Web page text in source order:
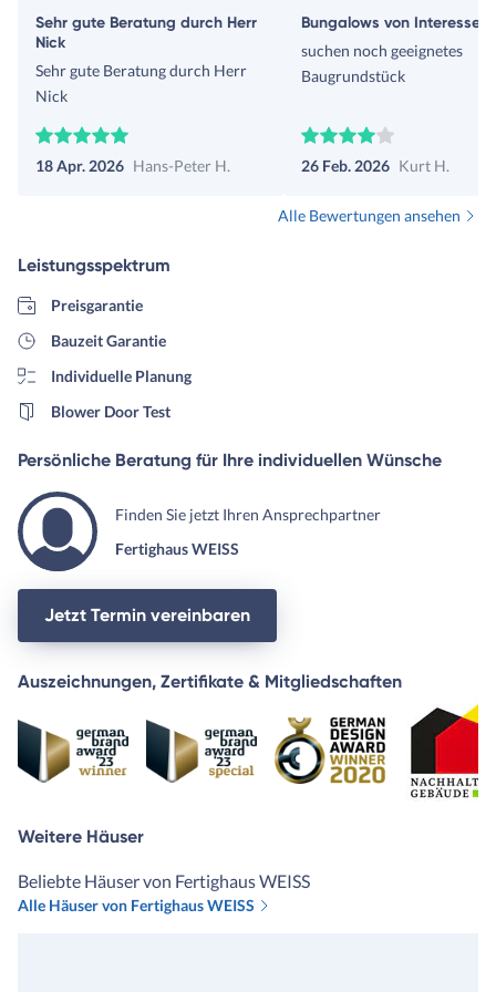
Sehr gute Beratung durch Herr
Nick
Sehr gute Beratung durch Herr
Nick
18 Apr. 2026 Hans-Peter H.
Bungalows von Interesse
suchen noch geeignetes
Baugrundstück
26 Feb. 2026 Kurt H.
Alle Bewertungen ansehen
Leistungsspektrum
Preisgarantie
Bauzeit Garantie
Individuelle Planung
Blower Door Test
Persönliche Beratung für Ihre individuellen Wünsche
Finden Sie jetzt Ihren Ansprechpartner
Fertighaus WEISS
Jetzt Termin vereinbaren
Auszeichnungen, Zertifikate & Mitgliedschaften
Weitere Häuser
Beliebte Häuser von Fertighaus WEISS
Alle Häuser von Fertighaus WEISS